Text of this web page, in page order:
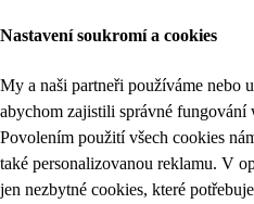
Nastavení soukromí a cookies
My a naši partneři používáme nebo
abychom zajistili správné fungování
Povolením použití všech cookies
také personalizovanou reklamu. V
jen nezbytné cookies, které